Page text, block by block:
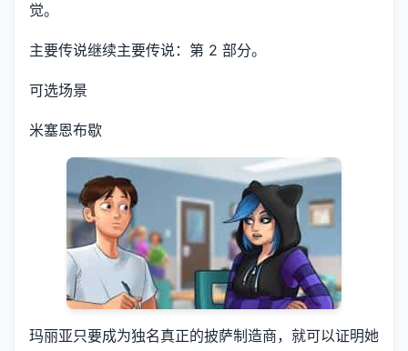
觉。
主要传说继续主要传说：第 2 部分。
可选场景
米塞恩布歇
玛丽亚只要成为独名真正的披萨制造商，就可以证明她